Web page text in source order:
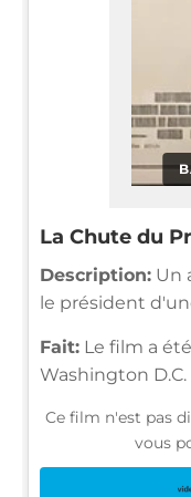
La Chute du
Description: Un
le président
Fait: Le film a
Washington
Ce film n'est pas
vous